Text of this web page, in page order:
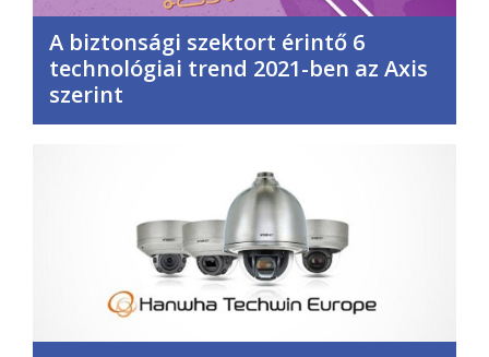
A biztonsági szektort érintő 6
technológiai trend 2021-ben az Axis
szerint